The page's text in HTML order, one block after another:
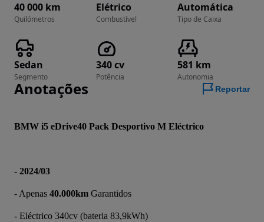
40 000 km
Quilómetros
Elétrico
Combustível
Automática
Tipo de Caixa
Sedan
Segmento
340 cv
Potência
581 km
Autonomia
Anotações Reportar
BMW i5 eDrive40 Pack Desportivo M Eléctrico
- 2024/03
- Apenas 40.000km Garantidos
- Eléctrico 340cv (bateria 83,9kWh)